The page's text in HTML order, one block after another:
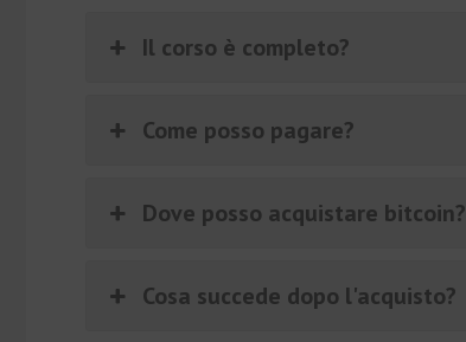
Il corso è completo?
Come posso pagare?
Dove posso acquistare bitcoin?
Cosa succede dopo l'acquisto?